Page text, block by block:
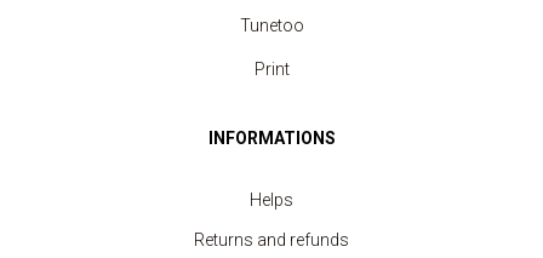
Tunetoo
Print
INFORMATIONS
Helps
Returns and refunds